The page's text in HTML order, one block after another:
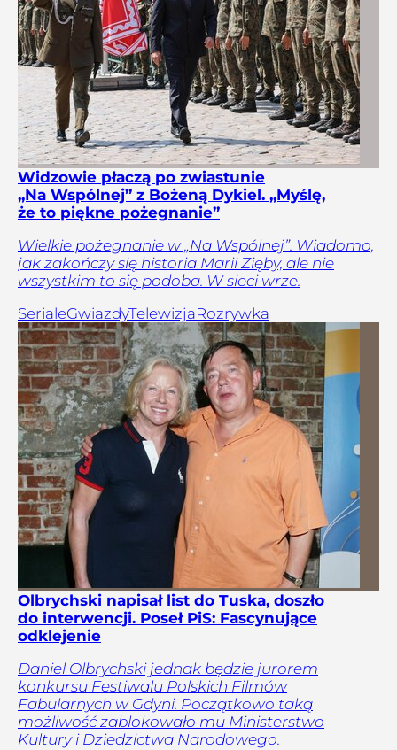
Widzowie płaczą po zwiastunie
„Na Wspólnej” z Bożeną Dykiel. „Myślę,
że to piękne pożegnanie”
Wielkie pożegnanie w „Na Wspólnej”. Wiadomo,
jak zakończy się historia Marii Zięby, ale nie
wszystkim to się podoba. W sieci wrze.
SerialeGwiazdyTelewizjaRozrywka
Olbrychski napisał list do Tuska, doszło
do interwencji. Poseł PiS: Fascynujące
odklejenie
Daniel Olbrychski jednak będzie jurorem
konkursu Festiwalu Polskich Filmów
Fabularnych w Gdyni. Początkowo taką
możliwość zablokowało mu Ministerstwo
Kultury i Dziedzictwa Narodowego.